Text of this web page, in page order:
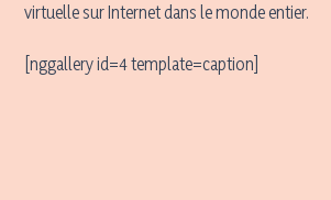
virtuelle sur Internet dans le monde entier.
[nggallery id=4 template=caption]